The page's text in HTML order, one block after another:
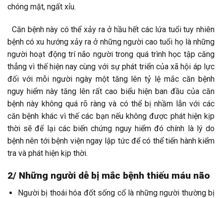
chóng mặt, ngất xỉu.
Căn bệnh này có thể xảy ra ở hầu hết các lứa tuổi tuy nhiên
bệnh có xu hướng xảy ra ở những người cao tuổi họ là những
người hoạt động trí não người trong quá trình học tập căng
thẳng vì thế hiện nay cùng với sự phát triển của xã hội áp lực
đối với mỗi người ngày một tăng lên tỷ lệ mắc căn bệnh
nguy hiểm này tăng lên rất cao biểu hiện ban đầu của căn
bệnh này không quá rõ ràng và có thể bị nhầm lẫn với các
căn bệnh khác vì thế các bạn nếu không được phát hiện kịp
thời sẽ để lại các biến chứng nguy hiểm đó chính là lý do
bệnh nên tới bệnh viện ngay lập tức để có thể tiến hành kiểm
tra và phát hiện kịp thời.
2/ Những người dễ bị mắc bệnh thiếu máu não
Người bị thoái hóa đốt sống cổ là những người thường bị